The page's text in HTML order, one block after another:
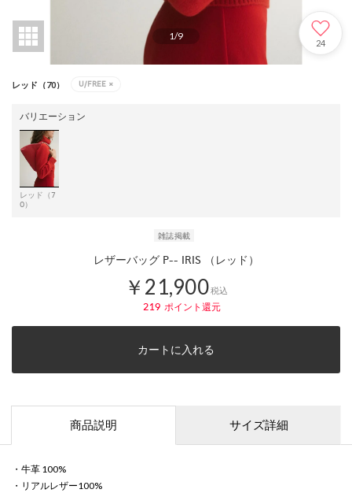
1/9
24
レッド（70） U/FREE ×
バリエーション
レッド（7
0）
雑誌掲載
レザーバッグ P-- IRIS （レッド）
￥21,900税込
219 ポイント還元
カートに入れる
商品説明 サイズ詳細
・牛革 100%
・リアルレザー100%